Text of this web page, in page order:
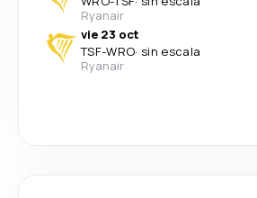
Ryanair
vie 23 oct
TSF-WRO· sin escala
Ryanair